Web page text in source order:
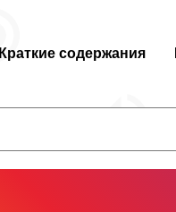
Краткие содержания